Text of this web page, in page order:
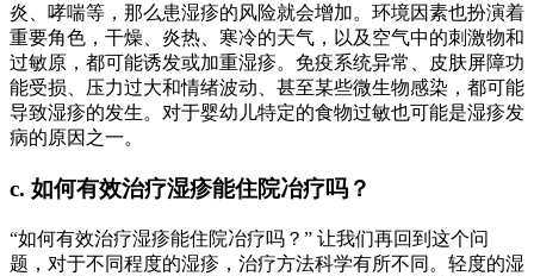
炎、哮喘等，那么患湿疹的风险就会增加。环境因素也扮演着
重要角色，干燥、炎热、寒冷的天气，以及空气中的刺激物和
过敏原，都可能诱发或加重湿疹。免疫系统异常、皮肤屏障功
能受损、压力过大和情绪波动、甚至某些微生物感染，都可能
导致湿疹的发生。对于婴幼儿特定的食物过敏也可能是湿疹发
病的原因之一。
c. 如何有效治疗湿疹能住院冶疗吗？
“如何有效治疗湿疹能住院冶疗吗？” 让我们再回到这个问
题，对于不同程度的湿疹，治疗方法科学有所不同。轻度的湿